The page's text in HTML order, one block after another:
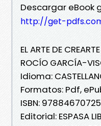
Descargar eBook
http://get-
EL ARTE DE CREARTE
ROCÍO GARCÍA-
Idioma:
Formatos: Pdf,
ISBN:
Editorial: ESPASA